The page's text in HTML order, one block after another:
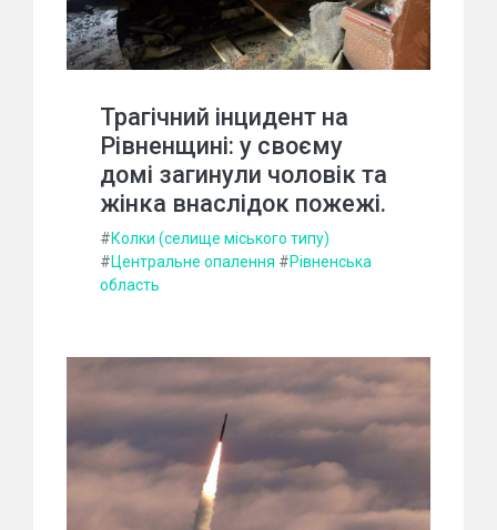
Трагічний інцидент на
Рівненщині: у своєму
домі загинули чоловік та
жінка внаслідок пожежі.
#Колки (селище міського типу)
#Центральне опалення #Рівненська
область